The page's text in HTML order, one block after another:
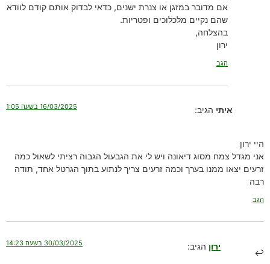
אם מדובר במזגן או צנרת ישנים, כדאי לבדוק אותם קודם לוודא
שהם נקיים מלכלוכים ופטריות.
בהצלחה,
ירון
הגב
איתי הגיב: 16/03/2025 בשעה 1:05
היי ירון
אני מגדל צמח מסוג דיאונה ויש לי את הגבעול הגבוה רציתי לשאול כמה
זרעים יצאו ממנו בערך וכמה זרעים צריך לנתוע בתוך הגרטל אחד, תודה
רבה
הגב
ירון הגיב: 30/03/2025 בשעה 14:23